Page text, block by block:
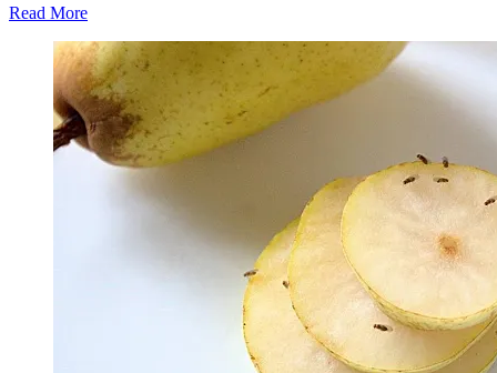
Read More